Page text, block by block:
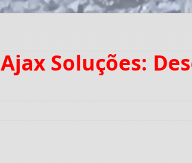
Ajax Soluções: